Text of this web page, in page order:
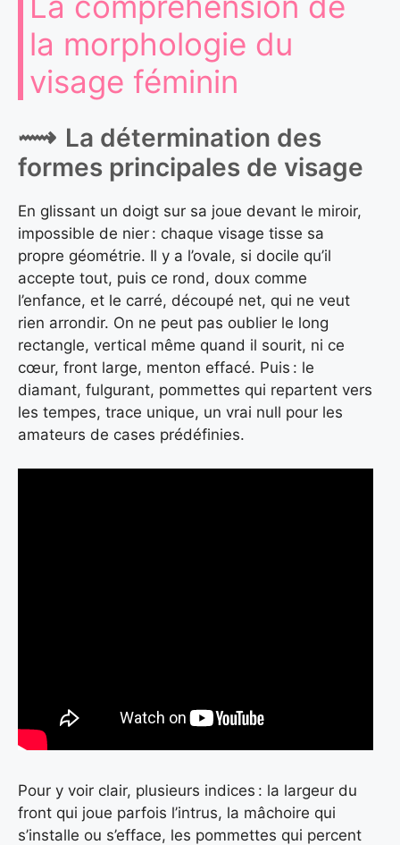
la morphologie du
visage féminin
La détermination des
formes principales de visage
En glissant un doigt sur sa joue devant le miroir,
impossible de nier : chaque visage tisse sa
propre géométrie. Il y a l’ovale, si docile qu’il
accepte tout, puis ce rond, doux comme
l’enfance, et le carré, découpé net, qui ne veut
rien arrondir. On ne peut pas oublier le long
rectangle, vertical même quand il sourit, ni ce
cœur, front large, menton effacé. Puis : le
diamant, fulgurant, pommettes qui repartent vers
les tempes, trace unique, un vrai null pour les
amateurs de cases prédéfinies.
Pour y voir clair, plusieurs indices : la largeur du
front qui joue parfois l’intrus, la mâchoire qui
s’installe ou s’efface, les pommettes qui percent